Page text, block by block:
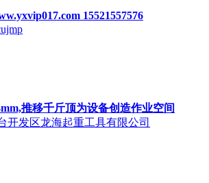
15521557576
推移千斤顶为设备创造作业空间
开发区龙海起重工具有限公司